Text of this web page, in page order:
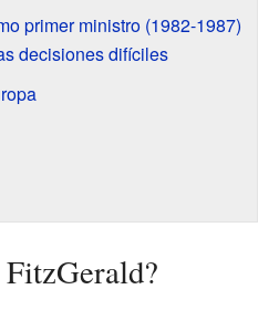
primer ministro (1982-1987)
decisiones difíciles